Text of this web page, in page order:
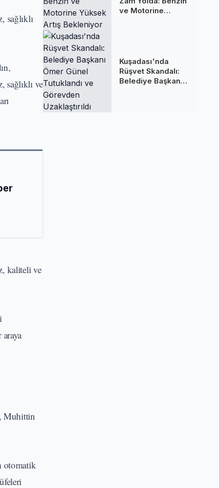
sağlıklı
sağlıklı ve
kaliteli ve
Muhittin
otomatik
ve Motorine
Kuşadası'nda
Rüşvet Skandalı:
Belediye Başkanı